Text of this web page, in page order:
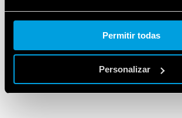
Cookie policy.
Permitir todas
Personalizar